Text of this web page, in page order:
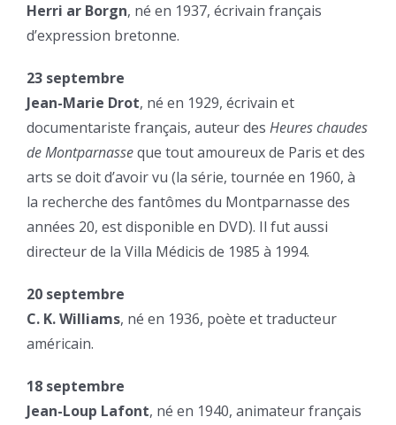
Herri ar Borgn, né en 1937, écrivain français
d’expression bretonne.
23 septembre
Jean-Marie Drot, né en 1929, écrivain et
documentariste français, auteur des Heures chaudes
de Montparnasseque tout amoureux de Paris et des
arts se doit d’avoir vu (la série, tournée en 1960, à
la recherche des fantômes du Montparnasse des
années 20, est disponible en DVD). Il fut aussi
directeur de la Villa Médicis de 1985 à 1994.
20 septembre
C. K. Williams, né en 1936, poète et traducteur
américain.
18 septembre
Jean-Loup Lafont, né en 1940, animateur français